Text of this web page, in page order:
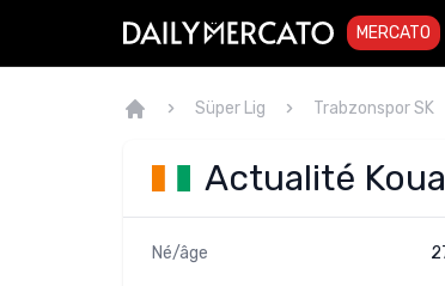
MERCATO
Süper Lig Trabzonspor SK
Actualité
Né/âge